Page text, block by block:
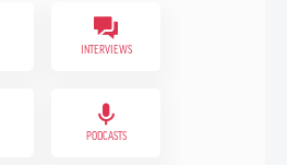
INTERVIEWS
PODCASTS